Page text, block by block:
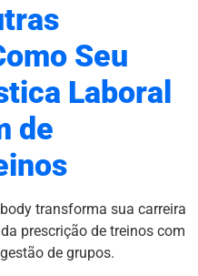
Seu
Laboral
de
transforma sua carreira
prescrição de treinos com
de grupos.